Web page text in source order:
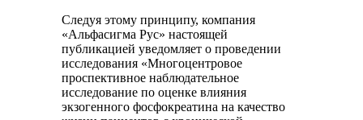
Следуя этому принципу, компания
«Альфасигма Рус» настоящей
публикацией уведомляет о проведении
исследования «Многоцентровое
проспективное наблюдательное
исследование по оценке влияния
экзогенного фосфокреатина на качество